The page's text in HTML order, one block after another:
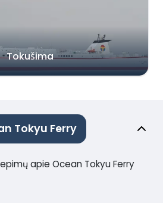
Tokušima
Tokyu Ferry
apie Ocean Tokyu Ferry